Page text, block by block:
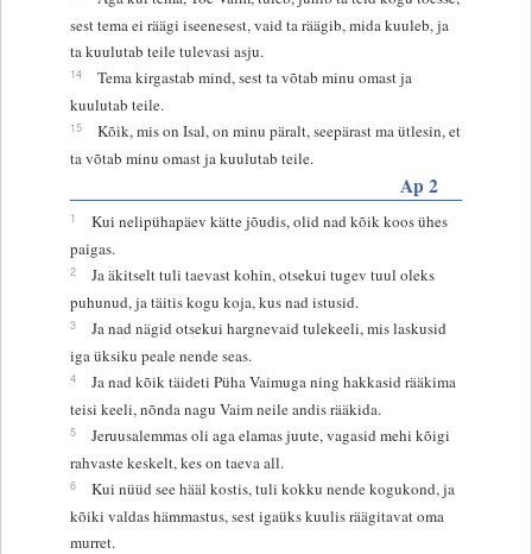
sest tema ei räägi iseenesest, vaid ta räägib, mida kuuleb, ja
ta kuulutab teile tulevasi asju.
14
Tema kirgastab mind, sest ta võtab minu omast ja
kuulutab teile.
15
Kõik, mis on Isal, on minu päralt, seepärast ma ütlesin, et
ta võtab minu omast ja kuulutab teile.
Ap 2
1
Kui nelipühapäev kätte jõudis, olid nad kõik koos ühes
paigas.
2
Ja äkitselt tuli taevast kohin, otsekui tugev tuul oleks
puhunud, ja täitis kogu koja, kus nad istusid.
3
Ja nad nägid otsekui hargnevaid tulekeeli, mis laskusid
iga üksiku peale nende seas.
4
Ja nad kõik täideti Püha Vaimuga ning hakkasid rääkima
teisi keeli, nõnda nagu Vaim neile andis rääkida.
5
Jeruusalemmas oli aga elamas juute, vagasid mehi kõigi
rahvaste keskelt, kes on taeva all.
6
Kui nüüd see hääl kostis, tuli kokku nende kogukond, ja
kõiki valdas hämmastus, sest igaüks kuulis räägitavat oma
murret.